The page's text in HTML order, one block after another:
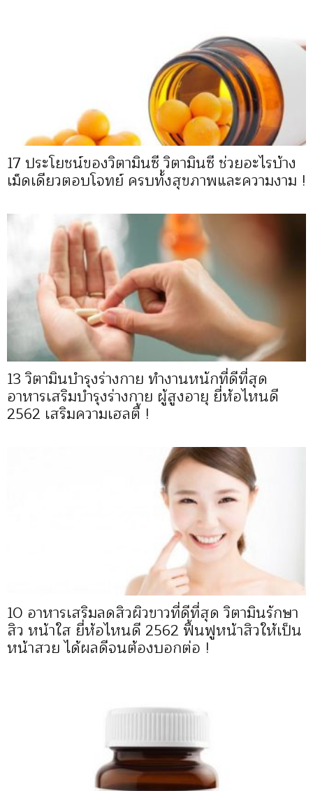
17 ประโยชน์ของวิตามินซี วิตามินซี ช่วยอะไรบ้าง
เม็ดเดียวตอบโจทย์ ครบทั้งสุขภาพและความงาม !
13 วิตามินบำรุงร่างกาย ทำงานหนักที่ดีที่สุด
อาหารเสริมบำรุงร่างกาย ผู้สูงอายุ ยี่ห้อไหนดี
2562 เสริมความเฮลตี้ !
10 อาหารเสริมลดสิวผิวขาวที่ดีที่สุด วิตามินรักษา
สิว หน้าใส ยี่ห้อไหนดี 2562 ฟื้นฟูหน้าสิวให้เป็น
หน้าสวย ได้ผลดีจนต้องบอกต่อ !